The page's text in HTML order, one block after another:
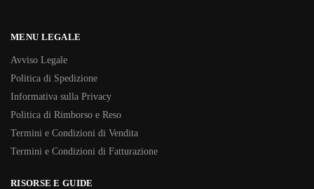
MENU LEGALE
Avviso Legale
Politica di Spedizione
Informativa sulla Privacy
Politica di Rimborso e Reso
Termini e Condizioni di Vendita
Termini e Condizioni di Fatturazione
RISORSE E GUIDE